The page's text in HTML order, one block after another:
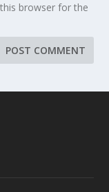
browser for the